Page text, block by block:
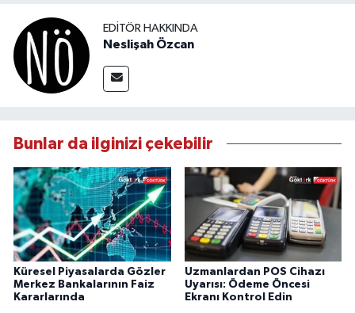
EDITÖR HAKKINDA
Neslişah Özcan
Bunlar da ilginizi çekebilir
Küresel Piyasalarda Gözler
Merkez Bankalarının Faiz
Kararlarında
Uzmanlardan POS Cihazı
Uyarısı: Ödeme Öncesi
Ekranı Kontrol Edin